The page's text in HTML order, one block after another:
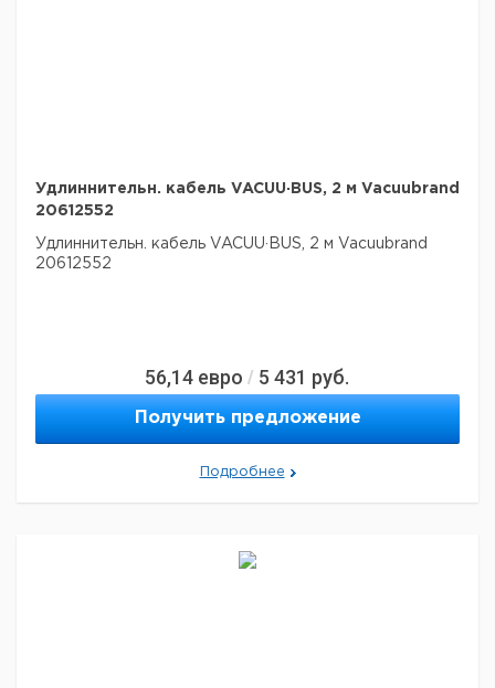
Удлиннительн. кабель VACUU·BUS, 2 м Vacuubrand
20612552
Удлиннительн. кабель VACUU·BUS, 2 м Vacuubrand
20612552
56,14 евро / 5 431 руб.
Получить предложение
Подробнее